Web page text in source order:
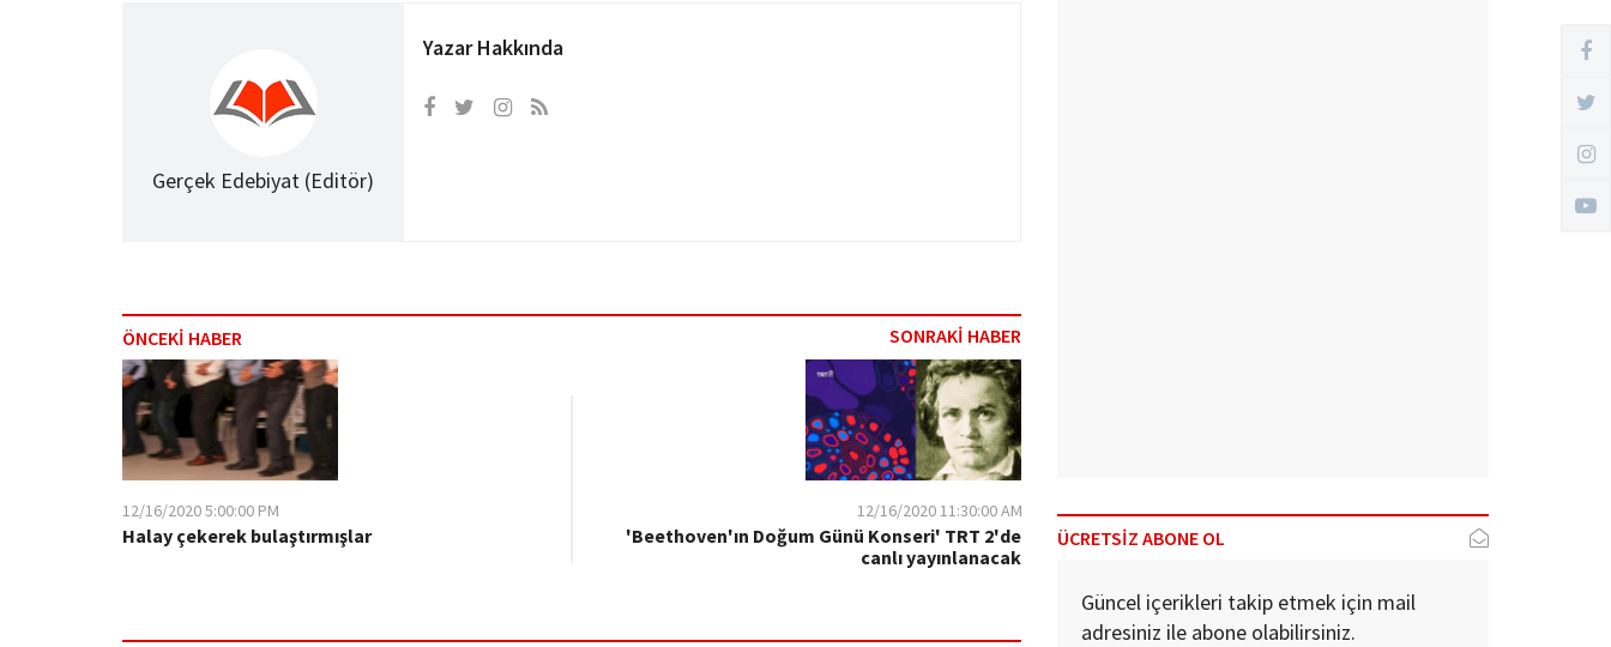
Gerçek Edebiyat (Editör)
Yazar Hakkında
ÖNCEKİ HABER SONRAKİ HABER
12/16/2020 5:00:00 PM
Halay çekerek bulaştırmışlar
12/16/2020 11:30:00 AM
'Beethoven'ın Doğum Günü Konseri' TRT 2'de
canlı yayınlanacak
ÜCRETSİZ ABONE OL
Güncel içerikleri takip etmek için mail
adresiniz ile abone olabilirsiniz.